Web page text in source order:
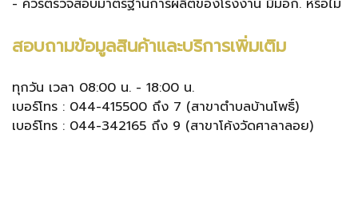
สอบถามข้อมูลสินค้าและบริการเพิ่มเติม
ทุกวัน เวลา 08:00 น. - 18:00 น.
เบอร์โทร : 044-415500 ถึง 7 (สาขาตำบลบ้านโพธิ์)
เบอร์โทร : 044-342165 ถึง 9 (สาขาโค้งวัดศาลาลอย)